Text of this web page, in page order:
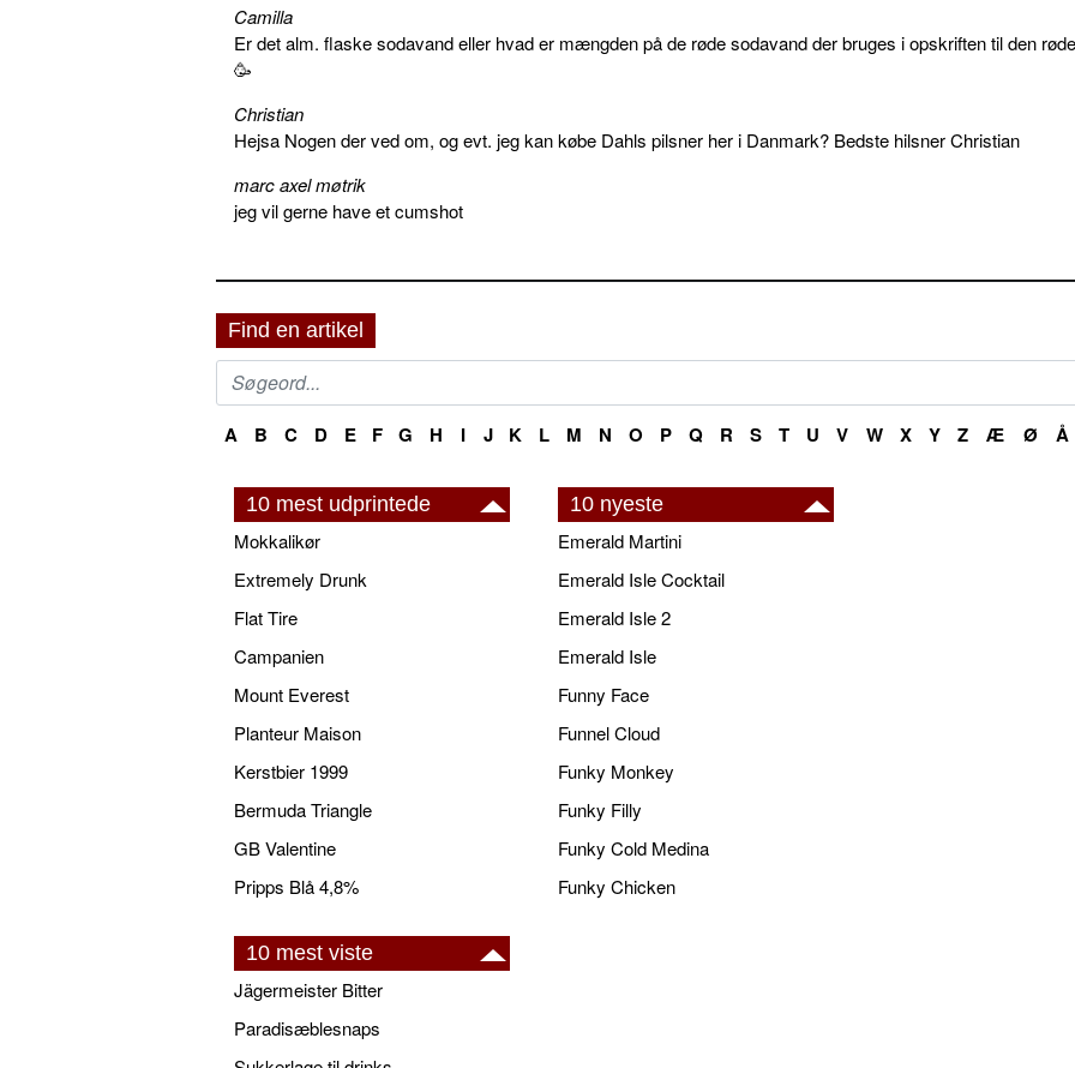
Camilla
Er det alm. flaske sodavand eller hvad er mængden på de røde sodavand der bruges i opskriften til den
🥳
Christian
Hejsa Nogen der ved om, og evt. jeg kan købe Dahls pilsner her i Danmark? Bedste hilsner Christian
marc axel møtrik
jeg vil gerne have et cumshot
Find en artikel
A B C D E F G H I J K L M N O P Q R S T U V W X Y Z Æ Ø Å
10 mest udprintede
Mokkalikør
Extremely Drunk
Flat Tire
Campanien
Mount Everest
Planteur Maison
Kerstbier 1999
Bermuda Triangle
GB Valentine
Pripps Blå 4,8%
10 nyeste
Emerald Martini
Emerald Isle Cocktail
Emerald Isle 2
Emerald Isle
Funny Face
Funnel Cloud
Funky Monkey
Funky Filly
Funky Cold Medina
Funky Chicken
10 mest viste
Jägermeister Bitter
Paradisæblesnaps